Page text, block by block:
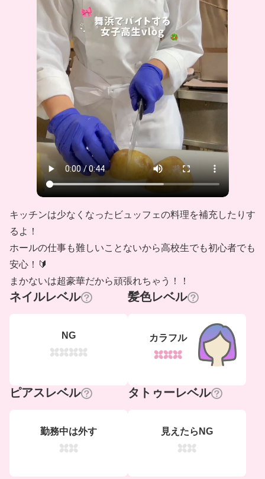
キッチンは少なくなったビュッフェの料理を補充したりす
るよ！
ホールの仕事も難しいことないから高校生でも初心者でも
安心！🔰
まかないは超豪華だから頑張れちゃう！！
ネイルレベル
NG
髪色レベル
カラフル
ピアスレベル
勤務中は外す
タトゥーレベル
見えたらNG